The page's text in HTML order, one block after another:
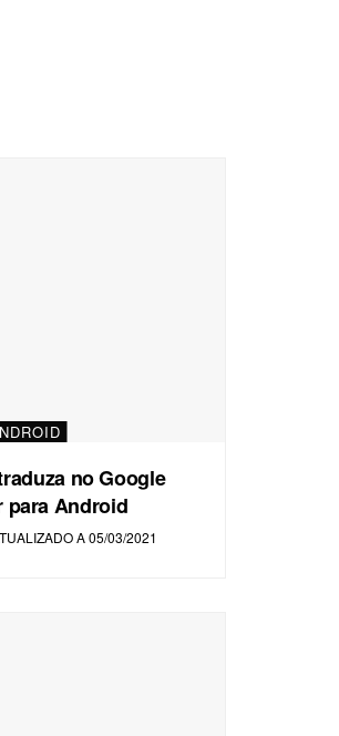
no Google
para Android
A 05/03/2021